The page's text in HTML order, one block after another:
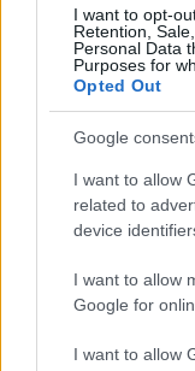
I want to opt-
Retention,
Personal Data
Purposes for
Opted Out
Google
I want to allow
related to
device
I want to allow
Google for
I want to allow
maja 2026. Początek
Czuwaj Przemyśl
drużyna radzi sobie w
Okręgowa przed
tabelę uwzględniającą
tylko mecze wyjazdowe
Jarosław > Klasa
Przed meczami 24.
plasują się na 6. miejscu.
Poniżej znajdziesz
Czuwaj Przemyśl vs.